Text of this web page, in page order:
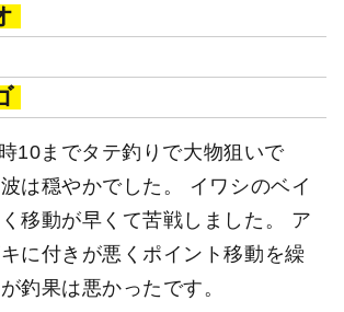
10までタテ釣りで大物狙いで
は穏やかでした。 イワシのベイ
く移動が早くて苦戦しました。 ア
に付きが悪くポイント移動を繰
釣果は悪かったです。